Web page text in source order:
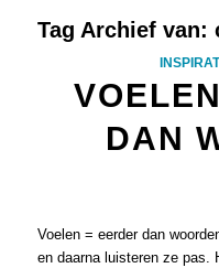
Tag Archief van:
DAN
Voelen = eerder dan
en daarna luisteren ze pas.